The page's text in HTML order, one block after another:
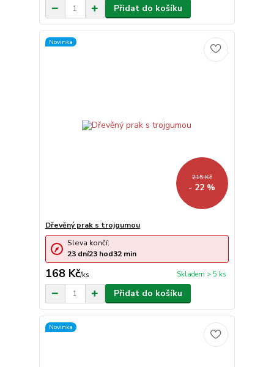
Přidat do košíku
Novinka
215 Kč
- 22 %
Dřevěný prak s trojgumou
168 Kč/ks Skladem > 5 ks
Sleva končí:
23 dní23 hod32 min
Přidat do košíku
Novinka